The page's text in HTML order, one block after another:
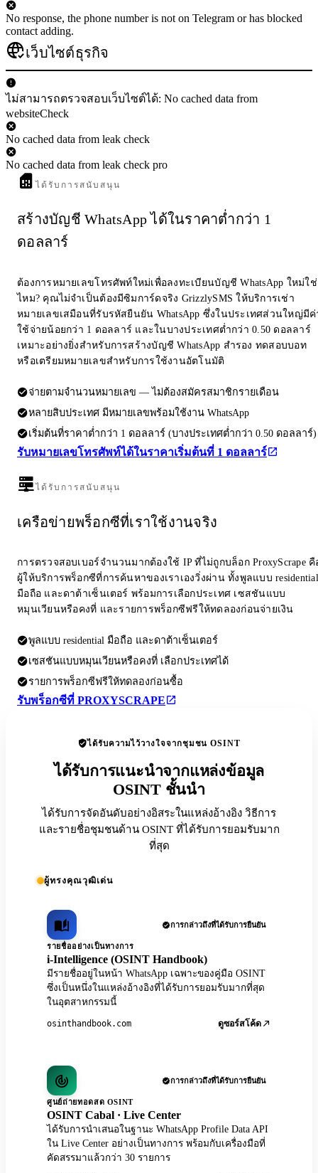
No response, the phone number is not on Telegram or has blocked
contact adding.
เว็บไซต์ธุรกิจ
ไม่สามารถตรวจสอบเว็บไซต์ได้: No cached data from
websiteCheck
No cached data from leak check
No cached data from leak check pro
ได้รับการสนับสนุน
สร้างบัญชี WhatsApp ได้ในราคาต่ำกว่า 1
ดอลลาร์
ต้องการหมายเลขโทรศัพท์ใหม่เพื่อลงทะเบียนบัญชี WhatsApp ใหม่ใช่
ไหม? คุณไม่จำเป็นต้องมีซิมการ์ดจริง GrizzlySMS ให้บริการเช่า
หมายเลขเสมือนที่รับรหัสยืนยัน WhatsApp ซึ่งในประเทศส่วนใหญ่มีค่
ใช้จ่ายน้อยกว่า 1 ดอลลาร์ และในบางประเทศต่ำกว่า 0.50 ดอลลาร์
เหมาะอย่างยิ่งสำหรับการสร้างบัญชี WhatsApp สำรอง ทดสอบบอท
หรือเตรียมหมายเลขสำหรับการใช้งานอัตโนมัติ
จ่ายตามจำนวนหมายเลข — ไม่ต้องสมัครสมาชิกรายเดือน
หลายสิบประเทศ มีหมายเลขพร้อมใช้งาน WhatsApp
เริ่มต้นที่ราคาต่ำกว่า 1 ดอลลาร์ (บางประเทศต่ำกว่า 0.50 ดอลลาร์)
รับหมายเลขโทรศัพท์ได้ในราคาเริ่มต้นที่ 1 ดอลลาร์
ได้รับการสนับสนุน
เครือข่ายพร็อกซีที่เราใช้งานจริง
การตรวจสอบเบอร์จำนวนมากต้องใช้ IP ที่ไม่ถูกบล็อก ProxyScrape คื
ผู้ให้บริการพร็อกซีที่การค้นหาของเราเองวิ่งผ่าน ทั้งพูลแบบ residential
มือถือ และดาต้าเซ็นเตอร์ พร้อมการเลือกประเทศ เซสชันแบบ
หมุนเวียนหรือคงที่ และรายการพร็อกซีฟรีให้ทดลองก่อนจ่ายเงิน
พูลแบบ residential มือถือ และดาต้าเซ็นเตอร์
เซสชันแบบหมุนเวียนหรือคงที่ เลือกประเทศได้
รายการพร็อกซีฟรีให้ทดลองก่อนซื้อ
รับพร็อกซีที่ PROXYSCRAPE
ได้รับความไว้วางใจจากชุมชน OSINT
ได้รับการแนะนำจากแหล่งข้อมูล
OSINT ชั้นนำ
ได้รับการจัดอันดับอย่างอิสระในแหล่งอ้างอิง วิธีการ
และรายชื่อชุมชนด้าน OSINT ที่ได้รับการยอมรับมาก
ที่สุด
ผู้ทรงคุณวุฒิเด่น
การกล่าวถึงที่ได้รับการยืนยัน
รายชื่ออย่างเป็นทางการ
i-Intelligence (OSINT Handbook)
มีรายชื่ออยู่ในหน้า WhatsApp เฉพาะของคู่มือ OSINT
ซึ่งเป็นหนึ่งในแหล่งอ้างอิงที่ได้รับการยอมรับมากที่สุด
ในอุตสาหกรรมนี้
osinthandbook.com ดูซอร์สโค้ด
การกล่าวถึงที่ได้รับการยืนยัน
ศูนย์ถ่ายทอดสด OSINT
OSINT Cabal · Live Center
ได้รับการนำเสนอในฐานะ WhatsApp Profile Data API
ใน Live Center อย่างเป็นทางการ พร้อมกับเครื่องมือที่
คัดสรรมาแล้วกว่า 30 รายการ